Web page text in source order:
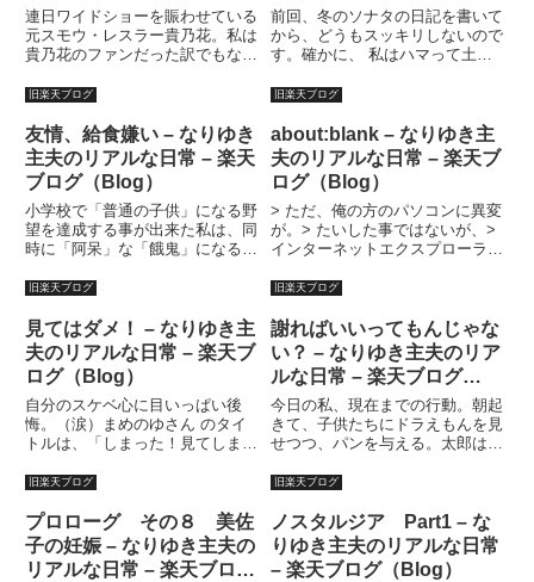
（Blog）
連日ワイドショーを賑わせている
元スモウ・レスラー貴乃花。私は
貴乃花のファンだった訳でもない
で見ていた。大相撲とは格闘技で
やすい。先代の貴乃花（オヤジ）
のＶＴＲ等は実に素晴らしいと
思...
前回、冬のソナタの日記を書いて
から、どうもスッキリしないので
す。確かに、 私はハマって土日
した。この勢いは自分で自分を褒
るべき？「冬のソナタ」を見てか
ら、どうにも脱力感があるとい
う...
旧楽天ブログ
友情、給食嫌い – なりゆき
主夫のリアルな日常 – 楽天
ブログ（Blog）
小学校で「普通の子供」になる野
望を達成する事が出来た私は、同
時に「阿呆」な「餓鬼」になる野
た。意地悪をしてくる相手には、
子には、意地悪もした。授業も殆
ど理解出来たし、成績もそれな
り...
旧楽天ブログ
about:blank – なりゆき主
夫のリアルな日常 – 楽天ブ
ログ（Blog）
> ただ、俺の方のパソコンに異変
が。> たいした事ではないが、>
インターネットエクスプローラー
ＳＮのホームページ（表紙？）の
英語の画面が出てきてしまい> ア
ドレスのワク見ると...
旧楽天ブログ
見てはダメ！ – なりゆき主
夫のリアルな日常 – 楽天ブ
ログ（Blog）
自分のスケベ心に目いっぱい後
悔。（涙）まめのゆさん のタイ
トルは、「しまった！見てしまっ
バトン！』 ●今、どこに居る？
が居る?『 ２階には妻と子
供 』●今 どんな服装？『 空
軍仕様...
旧楽天ブログ
謝ればいいってもんじゃな
い？ – なりゆき主夫のリア
ルな日常 – 楽天ブログ
（Blog）
今日の私、現在までの行動。朝起
きて、子供たちにドラえもんを見
せつつ、パンを与える。太郎は金
わなくても行く。ある意味大した
さまじく鈍い。時折花子の姿勢を
注意したが、どうせすぐ元に戻
る...
旧楽天ブログ
プロローグ その８ 美佐
子の妊娠 – なりゆき主夫の
リアルな日常 – 楽天ブログ
旧楽天ブログ
ノスタルジア Part1 – な
りゆき主夫のリアルな日常
– 楽天ブログ（Blog）